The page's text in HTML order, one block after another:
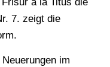
7. zeigt die
im